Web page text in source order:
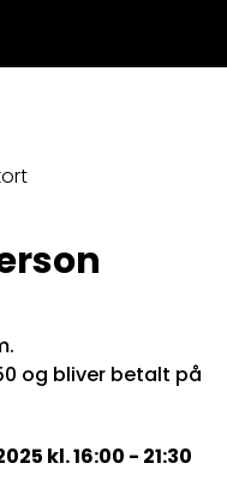
og bliver betalt på
kl. 16:00 - 21:30